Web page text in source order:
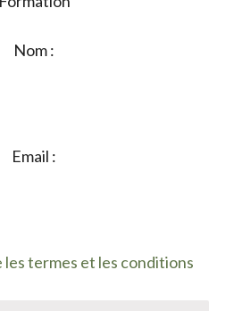
Nom :
Email :
les termes et les conditions